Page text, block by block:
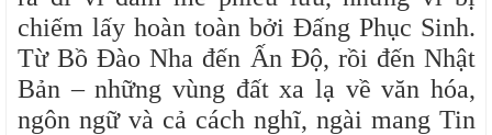
chiếm lấy hoàn toàn bởi Đấng Phục Sinh.
Từ Bồ Đào Nha đến Ấn Độ, rồi đến Nhật
Bản – những vùng đất xa lạ về văn hóa,
ngôn ngữ và cả cách nghĩ, ngài mang Tin